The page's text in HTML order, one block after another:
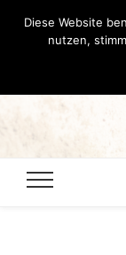
Diese Website
nutzen,